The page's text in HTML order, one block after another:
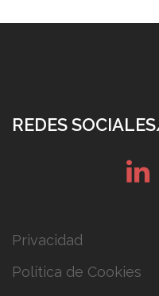
REDES
Privacidad
Política de Cookies